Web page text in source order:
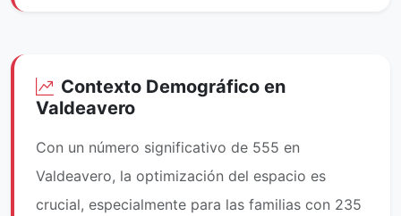
Contexto Demográfico en
Valdeavero
Con un número significativo de 555 en
Valdeavero, la optimización del espacio es
crucial, especialmente para las familias con 235